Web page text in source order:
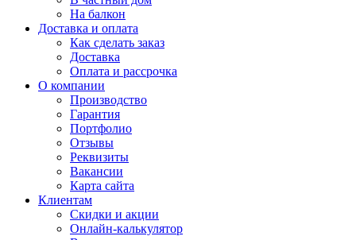
На балкон
Доставка и оплата
Как сделать заказ
Доставка
Оплата и рассрочка
О компании
Производство
Гарантия
Портфолио
Отзывы
Реквизиты
Вакансии
Карта сайта
Клиентам
Скидки и акции
Онлайн-калькулятор